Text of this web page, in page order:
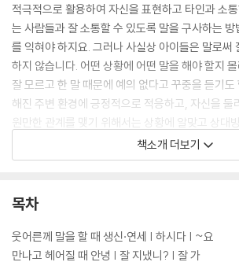
적극적으로 활용하여 자신을 표현하고 타인과 소
는 사람들과 잘 소통할 수 있도록 말을 구사하는
를 익혀야 하지요. 그러나 사실상 아이들은 말로써
하지 않습니다. 어떤 상황에 어떤 말을 해야 할지
잘 모르고 한 말 때문에 예의 없다고 꾸중을 듣기
해진 주변 환경에 긍정적으로 적응하고, 자신을 둘
원만한 관계를 맺기 위해서는 상황에 알맞고 상대
을 갖추도록 이끌어 주어야 합니다.
의 귀여운 캐릭터가 등장해 웃어른과 이야기할 때
대화에 어떻게 대처할지 알려줍니다. 이 표현들은
만, 자연스럽게 체화되지 않으면 어색하고 쉽게 꺼
책소개 더보기
목차
웃어른께 말을 할 때 생신·연세 | 하시다 | ~요
만나고 헤어질 때 안녕 | 잘 지냈니? | 잘 가